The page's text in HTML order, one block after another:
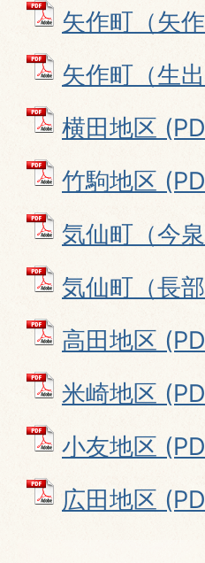
矢作町（矢
矢作町（生
横田地区
竹駒地区
気仙町（今
気仙町（長
高田地区
米崎地区
小友地区
広田地区